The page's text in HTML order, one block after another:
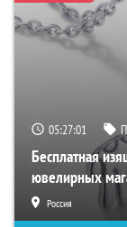
05:27:01
Бесплатная
ювелирных
Россия